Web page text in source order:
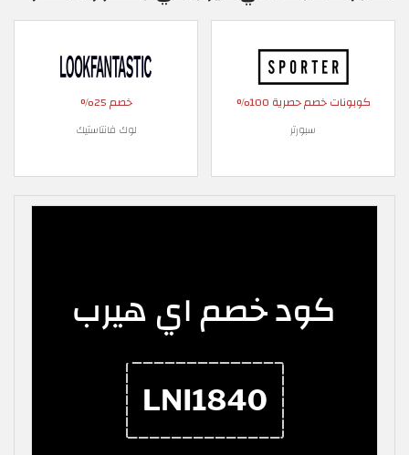
كوبونات خصم حصرية 100%
سبورتر
خصم 25%
لوك فانتاستيك